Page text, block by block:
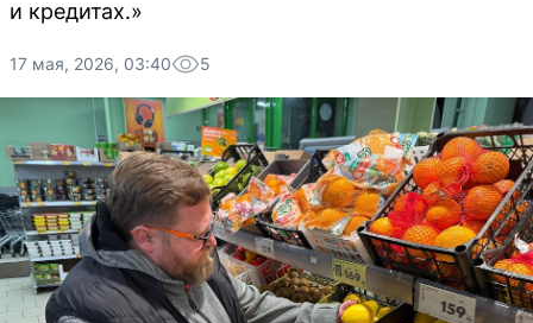
и кредитах.»
17 мая, 2026, 03:40 5